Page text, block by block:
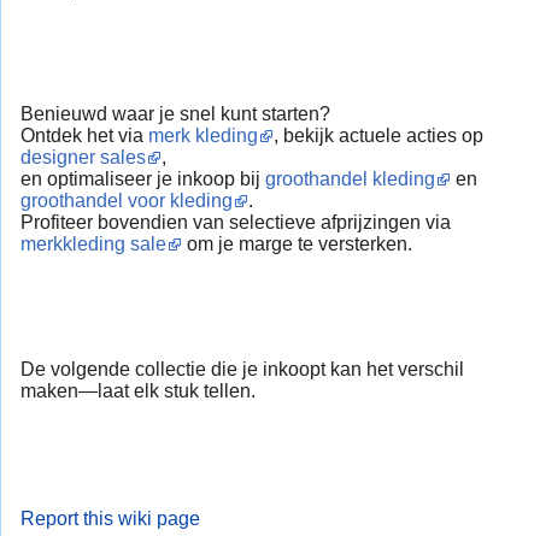
Benieuwd waar je snel kunt starten?
Ontdek het via merk kleding
, bekijk actuele acties op
designer sales
,
en optimaliseer je inkoop bij groothandel kleding
en
groothandel voor kleding
.
Profiteer bovendien van selectieve afprijzingen via
merkkleding sale
om je marge te versterken.
De volgende collectie die je inkoopt kan het verschil
maken—laat elk stuk tellen.
Report this wiki page